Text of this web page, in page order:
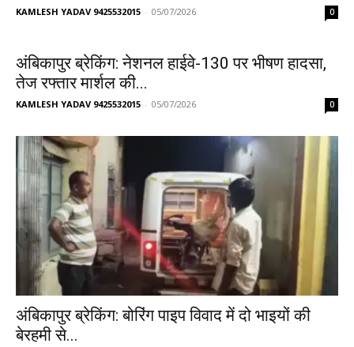
KAMLESH YADAV 9425532015 - 05/07/2026 0
अंबिकापुर ब्रेकिंग: नेशनल हाईवे-130 पर भीषण हादसा,
तेज रफ्तार मार्शल की...
KAMLESH YADAV 9425532015 - 05/07/2026 0
अंबिकापुर ब्रेकिंग: बोरिंग पाइप विवाद में दो भाइयों की
बेरहमी से...